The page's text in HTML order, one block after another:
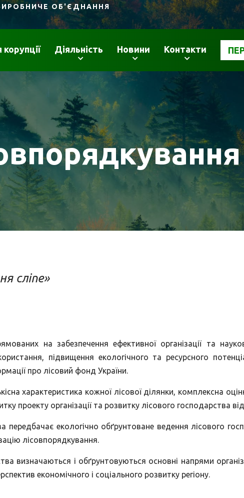
ОБ'ЄДНАННЯ
корупції Діяльність Новини Контакти
сліпе»
на забезпечення ефективної організації та
підвищення екологічного та ресурсного
про лісовий фонд України.
характеристика кожної лісової ділянки, комплексна
проекту організації та розвитку лісового господарства
передбачає екологічно обґрунтоване ведення лісового
лісовпорядкування.
визначаються і обґрунтовуються основні напрями
економічного і соціального розвитку регіону.